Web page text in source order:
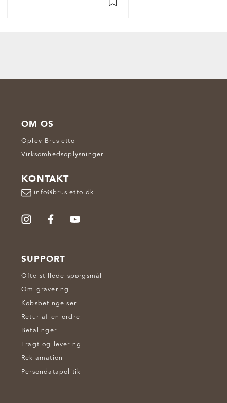
OM OS
Oplev Brusletto
Virksomhedsoplysninger
KONTAKT
info@brusletto.dk
SUPPORT
Ofte stillede spørgsmål
Om gravering
Købsbetingelser
Retur af en ordre
Betalinger
Fragt og levering
Reklamation
Persondatapolitik